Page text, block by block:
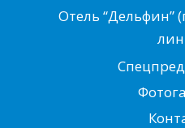
Отель “Дельфин”